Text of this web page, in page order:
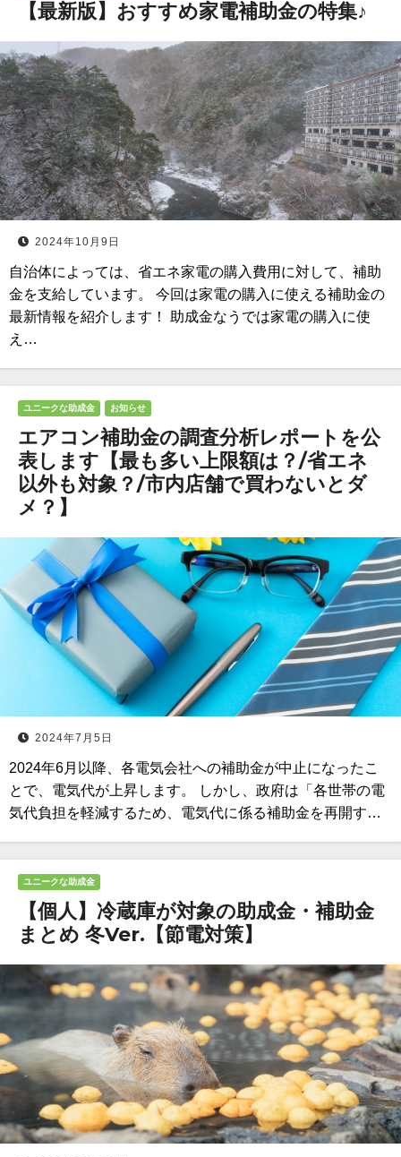
【最新版】おすすめ家電補助金の特集♪
2024年10月9日
自治体によっては、省エネ家電の購入費用に対して、補助
金を支給しています。 今回は家電の購入に使える補助金の
最新情報を紹介します！ 助成金なうでは家電の購入に使
え…
ユニークな助成金 お知らせ
エアコン補助金の調査分析レポートを公
表します【最も多い上限額は？/省エネ
以外も対象？/市内店舗で買わないとダ
メ？】
2024年7月5日
2024年6月以降、各電気会社への補助金が中止になったこ
とで、電気代が上昇します。 しかし、政府は「各世帯の電
気代負担を軽減するため、電気代に係る補助金を再開す…
ユニークな助成金
【個人】冷蔵庫が対象の助成金・補助金
まとめ 冬Ver.【節電対策】